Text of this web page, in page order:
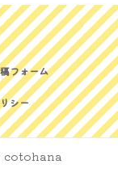
フォーム
シー
cotohana